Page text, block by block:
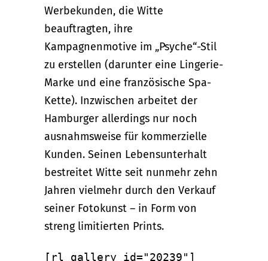
Werbekunden, die Witte
beauftragten, ihre
Kampagnenmotive im „Psyche“-Stil
zu erstellen (darunter eine Lingerie-
Marke und eine französische Spa-
Kette). Inzwischen arbeitet der
Hamburger allerdings nur noch
ausnahmsweise für kommerzielle
Kunden. Seinen Lebensunterhalt
bestreitet Witte seit nunmehr zehn
Jahren vielmehr durch den Verkauf
seiner Fotokunst – in Form von
streng limitierten Prints.
[rl_gallery id="20239"]